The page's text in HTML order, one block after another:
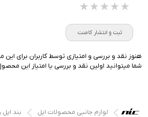
★★★★★
★★★★★
★★★★★
ثبت و انتشار کامنت
هنوز نقد و بررسی و امتیازی توسط کاربران برای
شما میتوانید اولین نقد و بررسی یا امتیاز این
لوازم جانبی محصولات اپل بند اپل